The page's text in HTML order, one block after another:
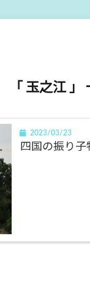
「 玉之江 」
2023/03/23
四国の振り